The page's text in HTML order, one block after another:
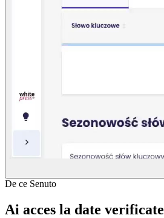
De ce Senuto
Ai acces la date verificate